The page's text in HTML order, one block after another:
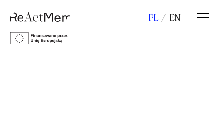
PL EN